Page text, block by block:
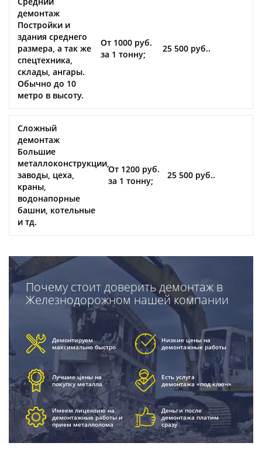
демонтаж
Постройки и
здания среднего
размера, а так же
спецтехника,
склады, ангары.
Обычно до 10
метро в высоту.
От 1000 руб.
за 1 тонну;
25 500 руб..
Сложный
демонтаж
Большие
металлоконструкции,
заводы, цеха,
краны,
водонапорные
башни, котельные
и тд.
От 1200 руб.
за 1 тонну;
25 500 руб..
Почему стоит доверить демонтаж в
Железнодорожном нашей компании
Демонтируем
максимально быстро
Низкие цены на
демонтажные работы
Лучшие цены на
покупку металла
Есть услуга
демонтажа «под ключ»
Имеем лицензию на
демонтажные работы и
прием металлолома
Деньги после
демонтажа платим
сразу